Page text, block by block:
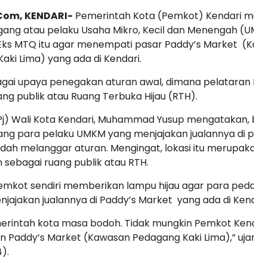
KENDARI- Pemerintah Kota (Pemkot) Kendari
atau pelaku Usaha Mikro, Kecil dan Menengah
MTQ itu agar menempati pasar Paddy’s Market
Lima) yang ada di Kendari.
upaya penegakan aturan awal, dimana pelataran
publik atau Ruang Terbuka Hijau (RTH).
Wali Kota Kendari, Muhammad Yusup mengatakan,
para pelaku UMKM yang menjajakan jualannya di
melanggar aturan. Mengingat, lokasi itu
ruang publik atau RTH.
sendiri memberikan lampu hijau agar para
jualannya di Paddy’s Market yang ada di
kota masa bodoh. Tidak mungkin Pemkot
Paddy’s Market (Kawasan Pedagang Kaki Lima),”